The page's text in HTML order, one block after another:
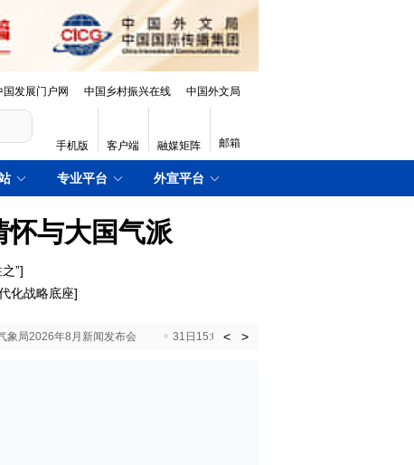
国发展门户网 中国乡村振兴在线 中国外文局
手机版 客户端 融媒矩阵 邮箱
专业平台 外宣平台
与大国气派
”]
化战略底座]
象局2026年8月新闻发布会 31日15:00 国新办就加快推动“十五五”时期退役
< >